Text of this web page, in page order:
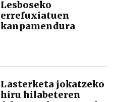
Lesboseko
errefuxiatuen
kanpamendura
Lasterketa jokatzeko
hiru hilabeteren